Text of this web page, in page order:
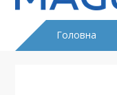
Головна